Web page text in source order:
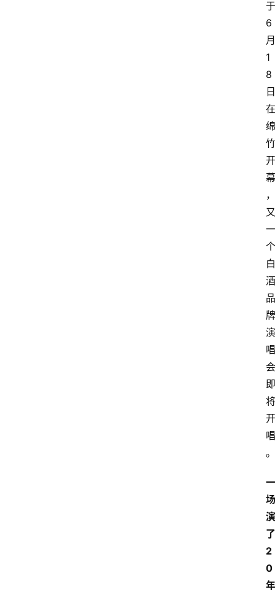
于
6
月
1
8
日
在
绵
竹
开
幕
，
又
一
个
白
酒
品
牌
演
唱
会
即
将
开
唱
。
一
场
演
了
2
0
年